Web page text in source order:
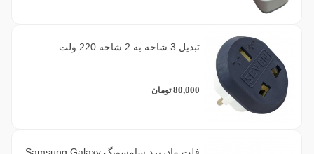
تبدیل 3 شاخه به 2 شاخه 220 ولت
80,000 تومان
فلت مادربرد سامسونگ Samsung Galaxy